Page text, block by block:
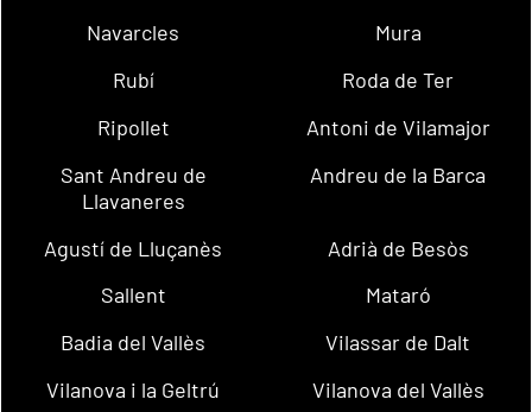
Navarcles
Mura
Rubí
Roda de Ter
Ripollet
Antoni de Vilamajor
Sant Andreu de
Llavaneres
Andreu de la Barca
Agustí de Lluçanès
Adrià de Besòs
Sallent
Mataró
Badia del Vallès
Vilassar de Dalt
Vilanova i la Geltrú
Vilanova del Vallès